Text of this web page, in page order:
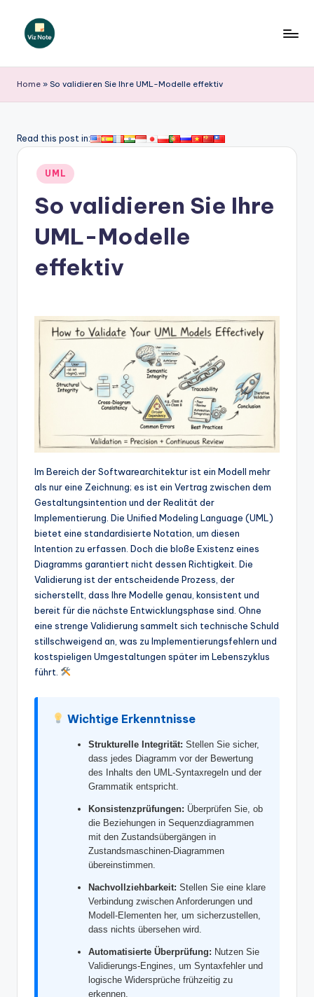
iz
N
t
G
m
&
S
o
ft
w
Home » So validieren Sie Ihre UML-Modelle effektiv
Read this post in:
Posted
in
UML
So validieren Sie Ihre
UML-Modelle
effektiv
Im Bereich der Softwarearchitektur ist ein Modell mehr
als nur eine Zeichnung; es ist ein Vertrag zwischen dem
Gestaltungsintention und der Realität der
Implementierung. Die Unified Modeling Language (UML)
bietet eine standardisierte Notation, um diesen
Intention zu erfassen. Doch die bloße Existenz eines
Diagramms garantiert nicht dessen Richtigkeit. Die
Validierung ist der entscheidende Prozess, der
sicherstellt, dass Ihre Modelle genau, konsistent und
bereit für die nächste Entwicklungsphase sind. Ohne
eine strenge Validierung sammelt sich technische Schuld
stillschweigend an, was zu Implementierungsfehlern und
kostspieligen Umgestaltungen später im Lebenszyklus
führt.
Wichtige Erkenntnisse
Strukturelle Integrität: Stellen Sie sicher,
dass jedes Diagramm vor der Bewertung
des Inhalts den UML-Syntaxregeln und der
Grammatik entspricht.
Konsistenzprüfungen: Überprüfen Sie, ob
die Beziehungen in Sequenzdiagrammen
mit den Zustandsübergängen in
Zustandsmaschinen-Diagrammen
übereinstimmen.
Nachvollziehbarkeit: Stellen Sie eine klare
Verbindung zwischen Anforderungen und
Modell-Elementen her, um sicherzustellen,
dass nichts übersehen wird.
Automatisierte Überprüfung: Nutzen Sie
Validierungs-Engines, um Syntaxfehler und
logische Widersprüche frühzeitig zu
erkennen.